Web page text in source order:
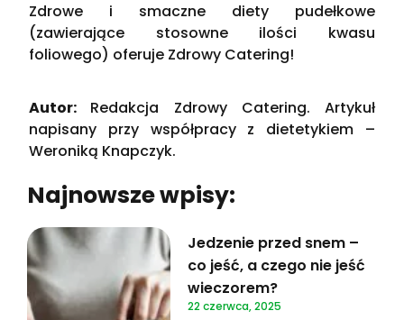
Zdrowe i smaczne diety pudełkowe
(zawierające stosowne ilości kwasu
foliowego) oferuje Zdrowy Catering!
Autor: Redakcja Zdrowy Catering. Artykuł
napisany przy współpracy z dietetykiem –
Weroniką Knapczyk.
Najnowsze wpisy:
Jedzenie przed snem –
co jeść, a czego nie jeść
wieczorem?
22 czerwca, 2025